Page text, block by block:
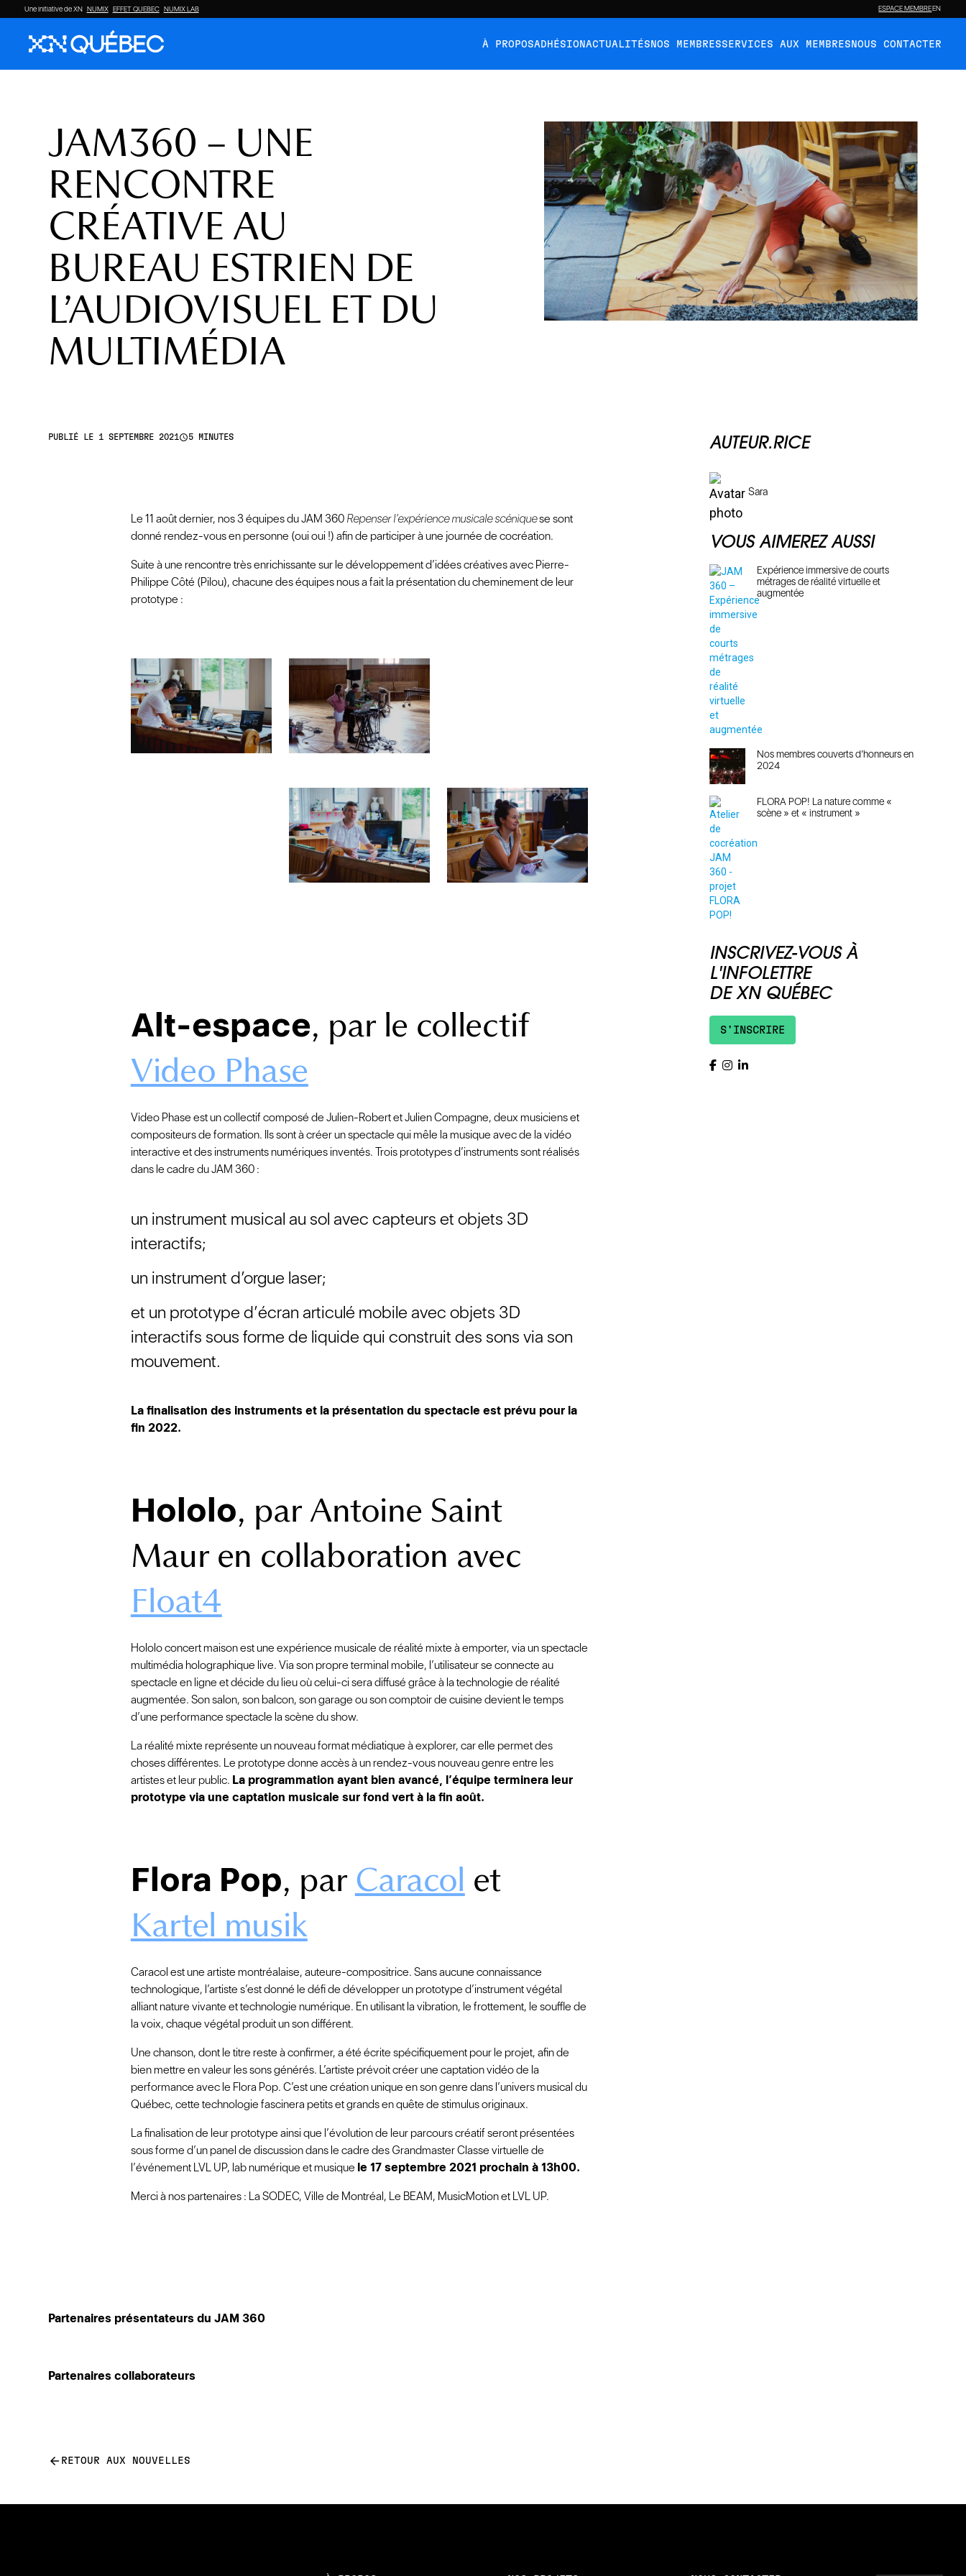
Une initiative de XN NUMIX EFFET QUEBEC NUMIX LAB ESPACE MEMBREEN
À PROPOSADHÉSIONACTUALITÉS NOS MEMBRESSERVICES AUX MEMBRES NOUS CONTACTER
JAM360 – UNE
RENCONTRE
CRÉATIVE AU
BUREAU ESTRIEN DE
L’AUDIOVISUEL ET DU
MULTIMÉDIA
PUBLIÉ LE 1 SEPTEMBRE 2021access_time5 MINUTES
Le 11 août dernier, nos 3 équipes du JAM 360 Repenser l’expérience musicale scéniquese sont
donné rendez-vous en personne (oui oui !) afin de participer à une journée de cocréation.
Suite à une rencontre très enrichissante sur le développement d’idées créatives avec Pierre-
Philippe Côté (Pilou), chacune des équipes nous a fait la présentation du cheminement de leur
prototype :
Alt-espace, par le collectif
Video Phase
Video Phase est un collectif composé de Julien-Robert et Julien Compagne, deux musiciens et
compositeurs de formation. Ils sont à créer un spectacle qui mêle la musique avec de la vidéo
interactive et des instruments numériques inventés. Trois prototypes d’instruments sont réalisés
dans le cadre du JAM 360 :
un instrument musical au sol avec capteurs et objets 3D
interactifs;
un instrument d’orgue laser;
et un prototype d’écran articulé mobile avec objets 3D
interactifs sous forme de liquide qui construit des sons via son
mouvement.
La finalisation des instruments et la présentation du spectacle est prévu pour la
fin 2022.
Hololo, par Antoine Saint
Maur en collaboration avec
Float4
Hololo concert maison est une expérience musicale de réalité mixte à emporter, via un spectacle
multimédia holographique live. Via son propre terminal mobile, l’utilisateur se connecte au
spectacle en ligne et décide du lieu où celui-ci sera diffusé grâce à la technologie de réalité
augmentée. Son salon, son balcon, son garage ou son comptoir de cuisine devient le temps
d’une performance spectacle la scène du show.
La réalité mixte représente un nouveau format médiatique à explorer, car elle permet des
choses différentes. Le prototype donne accès à un rendez-vous nouveau genre entre les
artistes et leur public. La programmation ayant bien avancé, l’équipe terminera leur
prototype via une captation musicale sur fond vert à la fin août.
Flora Pop, par Caracol et
Kartel musik
Caracol est une artiste montréalaise, auteure-compositrice. Sans aucune connaissance
technologique, l’artiste s’est donné le défi de développer un prototype d’instrument végétal
alliant nature vivante et technologie numérique. En utilisant la vibration, le frottement, le souffle de
la voix, chaque végétal produit un son différent.
Une chanson, dont le titre reste à confirmer, a été écrite spécifiquement pour le projet, afin de
bien mettre en valeur les sons générés. L’artiste prévoit créer une captation vidéo de la
performance avec le Flora Pop. C’est une création unique en son genre dans l’univers musical du
Québec, cette technologie fascinera petits et grands en quête de stimulus originaux.
La finalisation de leur prototype ainsi que l’évolution de leur parcours créatif seront présentées
sous forme d’un panel de discussion dans le cadre des Grandmaster Classe virtuelle de
l’événement LVL UP, lab numérique et musique le 17 septembre 2021 prochain à 13h00.
Merci à nos partenaires : La SODEC, Ville de Montréal, Le BEAM, MusicMotion et LVL UP.
Partenaires présentateurs du JAM 360
Partenaires collaborateurs
AUTEUR.RICE
Sara
VOUS AIMEREZ AUSSI
Expérience immersive de courts
métrages de réalité virtuelle et
augmentée
Nos membres couverts d’honneurs en
2024
FLORA POP! La nature comme «
scène » et « instrument »
INSCRIVEZ-VOUS À
L'INFOLETTRE
DE XN QUÉBEC
S'INSCRIRE
arrow_back RETOUR AUX NOUVELLES